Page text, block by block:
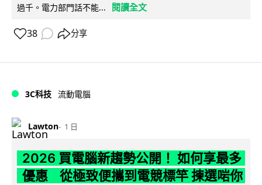
過千。電力部門話不能...
閱讀全文
38 分享
3C科技 流動電腦
Lawton 1 日
2026 買電腦新趨勢公開！ 如何享最多
優惠 從極致便攜到電競標竿 揀選啱你